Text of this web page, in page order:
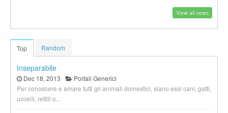
View all news
Top Random
Inseparabile
Dec 18, 2013
Portali Generici
Per conoscere e amare tutti gli animali domestici, siano essi cani, gatti,
uccelli, rettili o...